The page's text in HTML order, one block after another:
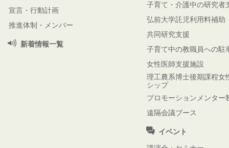
宣言・行動計画
推進体制・メンバー
新着情報一覧
子育て・介護中の研究者
弘前大学託児利用料補助
共同研究支援
子育て中の教職員への駐
女性医師支援施設
理工農系博士後期課程女
シップ
プロモーションメンター
遠隔会議ブース
イベント